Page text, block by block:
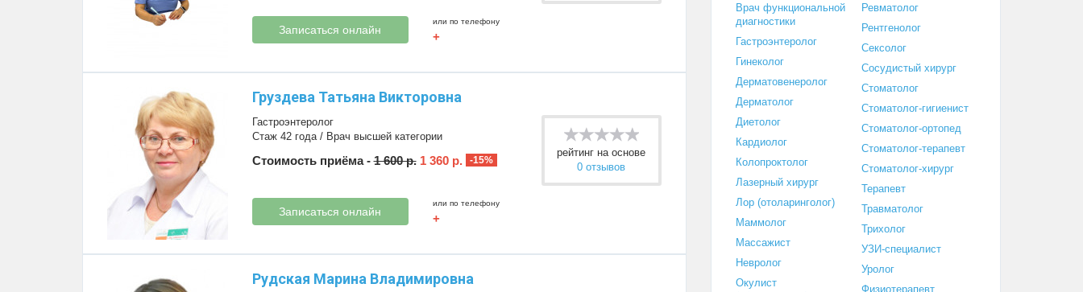
Записаться онлайн
или по телефону
+
Груздева Татьяна Викторовна
Гастроэнтеролог
Стаж 42 года / Врач высшей категории
Стоимость приёма -1 600 р. 1 360 р. -15%
рейтинг на основе
0 отзывов
Записаться онлайн
или по телефону
+
Рудская Марина Владимировна
Врач функциональной
диагностики
Гастроэнтеролог
Гинеколог
Дерматовенеролог
Дерматолог
Диетолог
Кардиолог
Колопроктолог
Лазерный хирург
Лор (отоларинголог)
Маммолог
Массажист
Невролог
Окулист
Ревматолог
Рентгенолог
Сексолог
Сосудистый хирург
Стоматолог
Стоматолог-гигиенист
Стоматолог-ортопед
Стоматолог-терапевт
Стоматолог-хирург
Терапевт
Травматолог
Трихолог
УЗИ-специалист
Уролог
Физиотерапевт